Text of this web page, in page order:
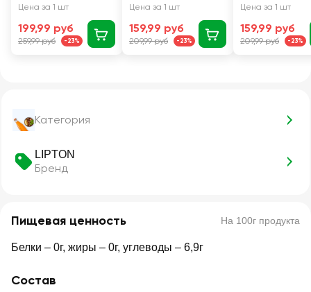
Категория
LIPTON
Бренд
Пищевая ценность На 100г продукта
Белки – 0г, жиры – 0г, углеводы – 6,9г
Состав
негазированный,
Цена за 1 шт
199,99 руб
259,99 руб -23%
негазированный, 1л
Цена за 1 шт
159,99 руб
209,99 руб -23%
Цена за 1 шт
159,99 руб
209,99 руб -23%